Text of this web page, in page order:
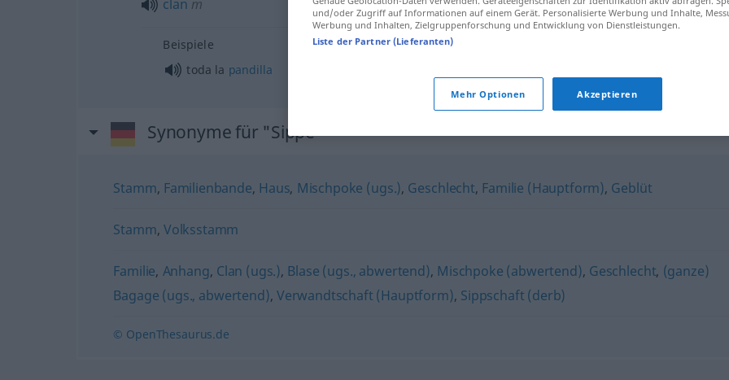
clan m
Beispiele
toda la pandilla
Synonyme für "Sippe"
Stamm, Familienbande, Haus, Mischpoke (ugs.), Geschlecht, Familie (Hauptform), Geblüt
Stamm, Volksstamm
Familie, Anhang, Clan (ugs.), Blase (ugs., abwertend), Mischpoke (abwertend), Geschlecht, (ganze)
Bagage (ugs., abwertend), Verwandtschaft (Hauptform), Sippschaft (derb)
© OpenThesaurus.de
und/oder Zugriff auf Informationen auf einem Gerät. Personalisierte Werbung und Inhalte,
Werbung und Inhalten, Zielgruppenforschung und Entwicklung von Dienstleistungen.
Liste der Partner (Lieferanten)
Mehr Optionen Akzeptieren